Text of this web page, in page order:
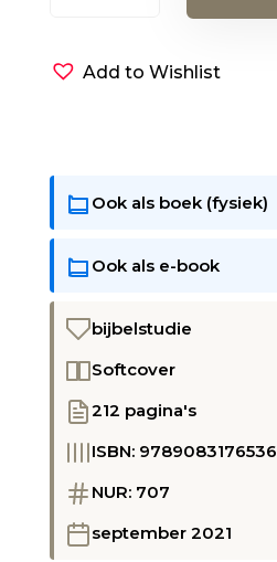
Jood
aantal
Add to Wishlist
Ook als boek (fysiek)
Ook als e-book
bijbelstudie
Softcover
212 pagina's
ISBN: 9789083176536
NUR: 707
september 2021